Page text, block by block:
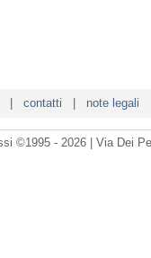
contatti note legali
©1995 - 2026 | Via Dei